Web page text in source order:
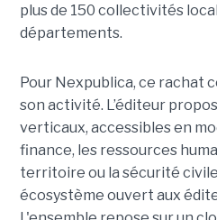
plus de 150 collectivités
départements.
Pour Nexpublica, ce rachat
son activité. L’éditeur
verticaux, accessibles en
finance, les ressources
territoire ou la sécurité
écosystème ouvert aux